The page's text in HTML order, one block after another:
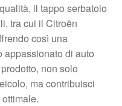
il tappo serbatoio
tra cui il Citroën
così una
appassionato di auto
non solo
ma contribuisci